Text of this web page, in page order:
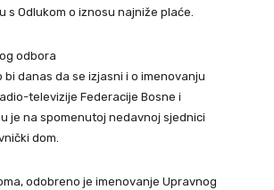
s Odlukom o iznosu najniže plaće.
odbora
danas da se izjasni i o imenovanju
televizije Federacije Bosne i
je na spomenutoj nedavnoj sjednici
dom.
odobreno je imenovanje Upravnog